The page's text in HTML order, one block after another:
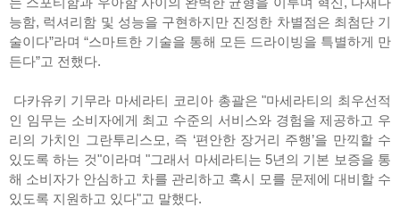
능함, 럭셔리함 및 성능을 구현하지만 진정한 차별점은 최첨단 기
술이다”라며 “스마트한 기술을 통해 모든 드라이빙을 특별하게 만
든다”고 전했다.
다카유키 기무라 마세라티 코리아 총괄은 "마세라티의 최우선적
인 임무는 소비자에게 최고 수준의 서비스와 경험을 제공하고 우
리의 가치인 그란투리스모, 즉 ‘편안한 장거리 주행’을 만끽할 수
있도록 하는 것"이라며 "그래서 마세라티는 5년의 기본 보증을 통
해 소비자가 안심하고 차를 관리하고 혹시 모를 문제에 대비할 수
있도록 지원하고 있다"고 말했다.